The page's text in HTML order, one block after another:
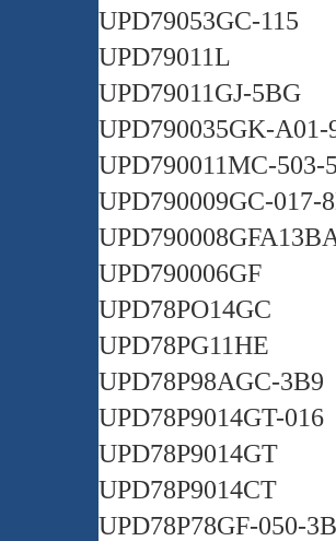
UPD79053GC-115
UPD79011L
UPD79011GJ-5BG
UPD790035GK-A01-
UPD790011MC-503-
UPD790009GC-017-
UPD790006GF
UPD78PO14GC
UPD78PG11HE
UPD78P98AGC-3B9
UPD78P9014GT-016
UPD78P9014GT
UPD78P9014CT
UPD78P78GF-050-